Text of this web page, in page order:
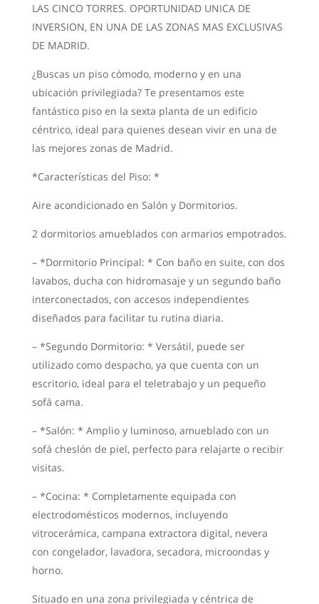
LAS CINCO TORRES. OPORTUNIDAD UNICA DE
INVERSION, EN UNA DE LAS ZONAS MAS EXCLUSIVAS
DE MADRID.
¿Buscas un piso cómodo, moderno y en una
ubicación privilegiada? Te presentamos este
fantástico piso en la sexta planta de un edificio
céntrico, ideal para quienes desean vivir en una de
las mejores zonas de Madrid.
*Características del Piso: *
Aire acondicionado en Salón y Dormitorios.
2 dormitorios amueblados con armarios empotrados.
– *Dormitorio Principal: * Con baño en suite, con dos
lavabos, ducha con hidromasaje y un segundo baño
interconectados, con accesos independientes
diseñados para facilitar tu rutina diaria.
– *Segundo Dormitorio: * Versátil, puede ser
utilizado como despacho, ya que cuenta con un
escritorio, ideal para el teletrabajo y un pequeño
sofá cama.
– *Salón: * Amplio y luminoso, amueblado con un
sofá cheslón de piel, perfecto para relajarte o recibir
visitas.
– *Cocina: * Completamente equipada con
electrodomésticos modernos, incluyendo
vitrocerámica, campana extractora digital, nevera
con congelador, lavadora, secadora, microondas y
horno.
Situado en una zona privilegiada y céntrica de